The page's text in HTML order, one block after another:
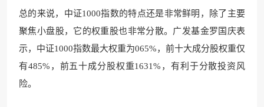
总的来说，中证1000指数的特点还是非常鲜明，除了主要
聚焦小盘股，它的权重股也非常分散。广发基金罗国庆表
示，中证1000指数最大权重为065%，前十大成分股权重仅
有485%，前五十成分股权重1631%，有利于分散投资风
险。